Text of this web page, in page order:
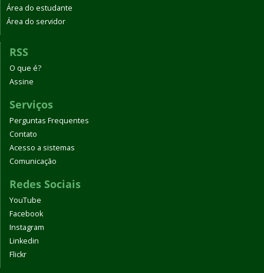
Área do estudante
Área do servidor
RSS
O que é?
Assine
Serviços
Perguntas Frequentes
Contato
Acesso a sistemas
Comunicação
Redes Sociais
YouTube
Facebook
Instagram
Linkedin
Flickr